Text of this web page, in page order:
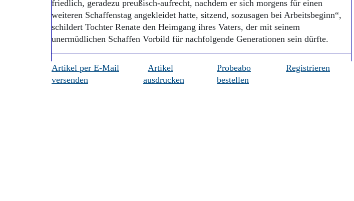
friedlich, geradezu preußisch-aufrecht, nachdem er sich morgens für einen
weiteren Schaffenstag angekleidet hatte, sitzend, sozusagen bei Arbeitsbeginn“,
schildert Tochter Renate den Heimgang ihres Vaters, der mit seinem
unermüdlichen Schaffen Vorbild für nachfolgende Generationen sein dürfte.
Artikel per E-Mail
versenden
Artikel
ausdrucken
Probeabo
bestellen
Registrieren